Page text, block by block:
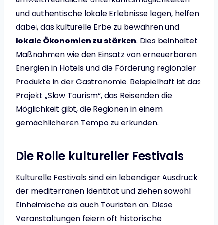
und authentische lokale Erlebnisse legen, helfen
dabei, das kulturelle Erbe zu bewahren und
lokale Ökonomien zu stärken. Dies beinhaltet
Maßnahmen wie den Einsatz von erneuerbaren
Energien in Hotels und die Förderung regionaler
Produkte in der Gastronomie. Beispielhaft ist das
Projekt „Slow Tourism“, das Reisenden die
Möglichkeit gibt, die Regionen in einem
gemächlicheren Tempo zu erkunden.
Die Rolle kultureller Festivals
Kulturelle Festivals sind ein lebendiger Ausdruck
der mediterranen Identität und ziehen sowohl
Einheimische als auch Touristen an. Diese
Veranstaltungen feiern oft historische